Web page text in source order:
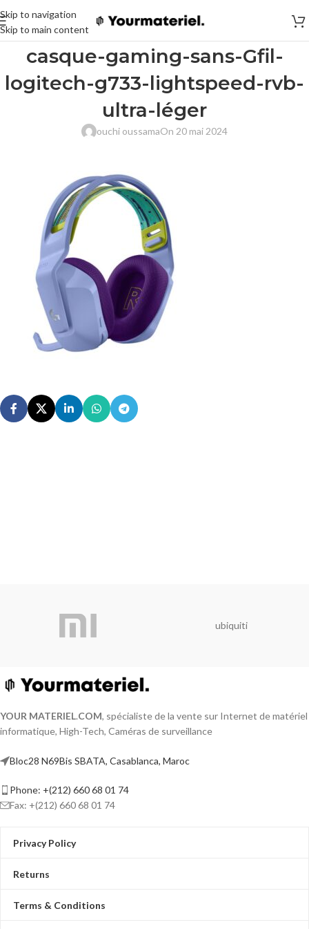
Skip to navigation
Skip to main content
casque-gaming-sans-Gfil-
logitech-g733-lightspeed-rvb-
ultra-léger
ouchi oussamaOn 20 mai 2024
ubiquiti
YOUR MATERIEL.COM, spécialiste de la vente sur Internet de matériel
informatique, High-Tech, Caméras de surveillance
Bloc28 N69Bis SBATA, Casablanca, Maroc
Phone: +(212) 660 68 01 74
Fax: +(212) 660 68 01 74
Privacy Policy
Returns
Terms & Conditions